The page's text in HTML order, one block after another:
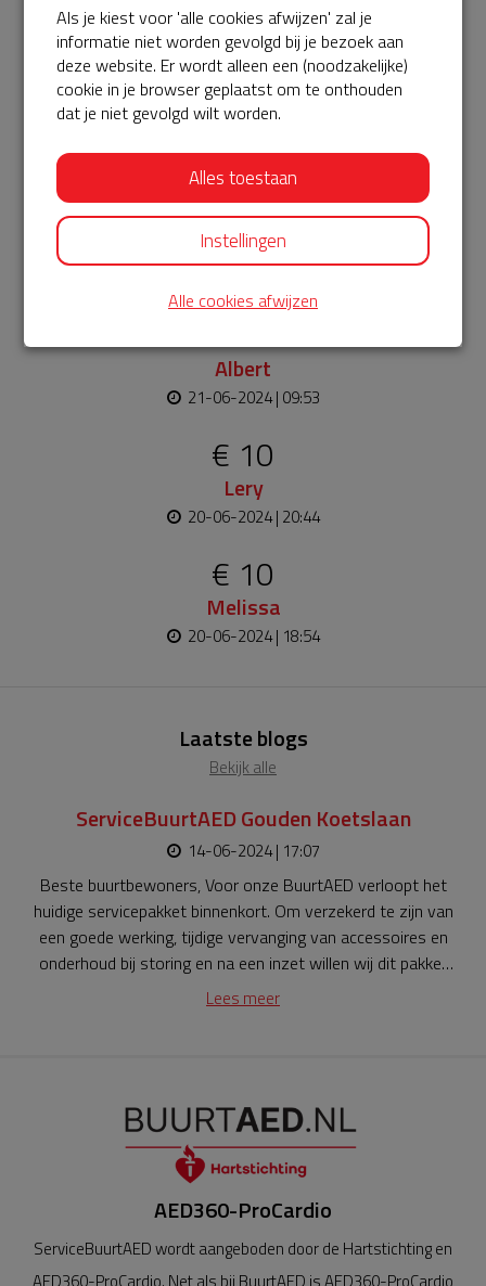
€ 10
Maarten
21-06-2024 | 13:26
€ 25
Theo
21-06-2024 | 12:07
Heel mooi initiatief en zeer belangrijk als de nood aan de
€ 5
Albert
21-06-2024 | 09:53
€ 10
Lery
20-06-2024 | 20:44
€ 10
Melissa
20-06-2024 | 18:54
Laatste blogs
Bekijk alle
ServiceBuurtAED Gouden Koetslaan
14-06-2024 | 17:07
Beste buurtbewoners, Voor onze BuurtAED verloopt het
huidige servicepakket binnenkort. Om verzekerd te zijn van
een goede werking, tijdige vervanging van accessoires en
onderhoud bij storing en na een inzet willen wij dit pakket
graag met 5 jaar verlengen. We doen dit samen met de
buurt, en samen voor de buurt. Doe jij mee? Ga nu naar de
wel! Hartelijke groet,Ilonka Snier
Lees meer
AED360-ProCardio
ServiceBuurtAED wordt aangeboden door de Hartstichting en
Als je kiest voor 'alle cookies afwijzen' zal je
informatie niet worden gevolgd bij je bezoek aan
deze website. Er wordt alleen een (noodzakelijke)
cookie in je browser geplaatst om te onthouden
dat je niet gevolgd wilt worden.
Alles toestaan
Instellingen
Alle cookies afwijzen